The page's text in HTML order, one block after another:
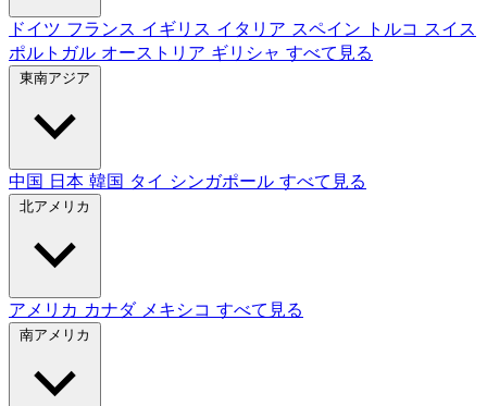
ドイツ フランス イギリス イタリア スペイン トルコ スイス
ポルトガル オーストリア ギリシャ すべて見る
東南アジア
中国 日本 韓国 タイ シンガポール すべて見る
北アメリカ
アメリカ カナダ メキシコ すべて見る
南アメリカ